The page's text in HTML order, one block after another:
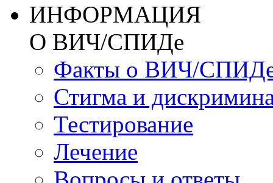
ИНФОРМАЦИЯ
О ВИЧ/СПИДе
Факты о ВИЧ/
Стигма и
Тестирование
Лечение